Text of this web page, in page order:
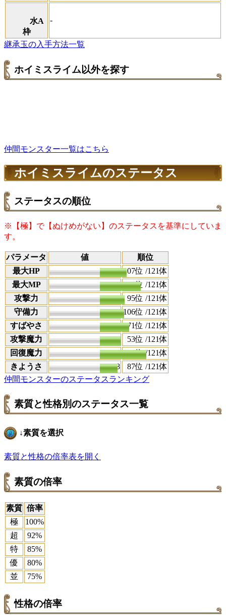
水A
枠
-
継承玉の入手方法一覧
ホイミスライム以外を探す
仲間モンスター一覧はこちら
ホイミスライムのステータス
ステータスの順位
※【極】で【ぬけめがない】のステータスを基準にしていま
す。
パラメータ 値
順位
最大HP
799 107位 /121体
最大MP
403 16位 /121体
攻撃力
362 95位 /121体
守備力
420 106位 /121体
すばやさ
408 71位 /121体
攻撃魔力
336 53位 /121体
回復魔力
540 3位 /121体
きようさ
288 87位 /121体
仲間モンスターのステータスランキング
素質と性格別のステータス一覧
↓素質を選択
素質と性格の倍率表を開く
素質の倍率
素質 倍率
極
100%
超
92%
特
85%
優
80%
並
75%
性格の倍率